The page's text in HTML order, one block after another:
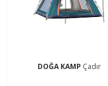
DOĞA KAMP Çadır